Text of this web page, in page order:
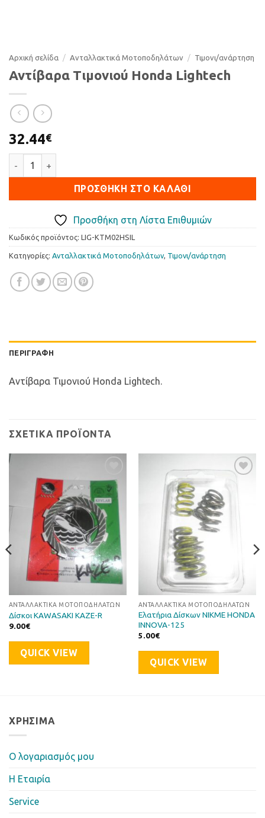
Αρχική σελίδα / Ανταλλακτικά Μοτοποδηλάτων / Τιµονι/ανάρτηση
Αντίβαρα Τιμονιού Honda Lightech
32.44€
ΠΡΟΣΘΉΚΗ ΣΤΟ ΚΑΛΆΘΙ
Προσθήκη στη Λίστα Επιθυμιών
Κωδικός προϊόντος: LIG-KTM02HSIL
Κατηγορίες: Ανταλλακτικά Μοτοποδηλάτων, Τιµονι/ανάρτηση
ΠΕΡΙΓΡΑΦΉ
Αντίβαρα Τιμονιού Honda Lightech.
ΣΧΕΤΙΚΆ ΠΡΟΪΌΝΤΑ
Προσθήκη
στη Λίστα
Επιθυμιών
ΑΝΤΑΛΛΑΚΤΙΚΆ ΜΟΤΟΠΟΔΗΛΆΤΩΝ
Δίσκοι KAWASAKI KAZE-R
9.00€
QUICK VIEW
στη Λίστα
Επιθυμιών
ΑΝΤΑΛΛΑΚΤΙΚΆ ΜΟΤΟΠΟΔΗΛΆΤΩΝ
Ελατήρια Δίσκων NIKME HONDA
INNOVA-125
5.00€
QUICK VIEW
ΧΡΉΣΙΜΑ
Ο λογαριασμός μου
Η Eταιρία
Service